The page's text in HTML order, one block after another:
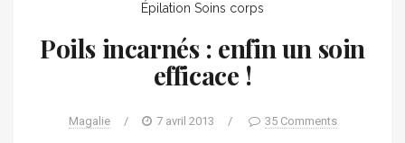
Épilation Soins corps
Poils incarnés : enfin un soin
efficace !
Magalie / 7 avril 2013 / 35 Comments